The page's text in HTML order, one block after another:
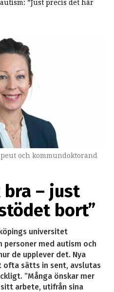
”Just precis det här
och kommundoktorand
bra – just
bort”
universitet
med autism och
de upplever det. Nya
sätts in sent, avslutas
”Många önskar mer
arbete, utifrån sina